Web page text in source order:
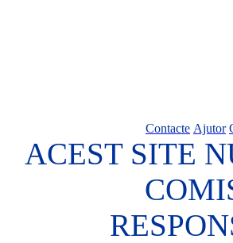
Contacte Ajutor
ACEST SITE